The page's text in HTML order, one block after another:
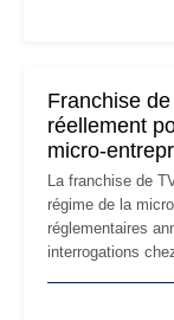
les auto-
Franchise
réellement
micro-
La franchise de
régime de la
réglementaires
interrogations
facturation ou